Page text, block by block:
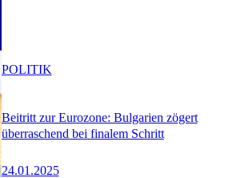
Beitritt zur Eurozone: Bulgarien zögert
überraschend bei finalem Schritt
24.01.2025
POLITIK